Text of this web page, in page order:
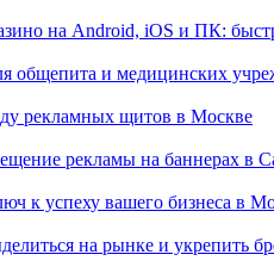
на Android, iOS и ПК:
общепита и медицинских
рекламных щитов в Москве
рекламы на баннерах в
к успеху вашего бизнеса в
на рынке и укрепить